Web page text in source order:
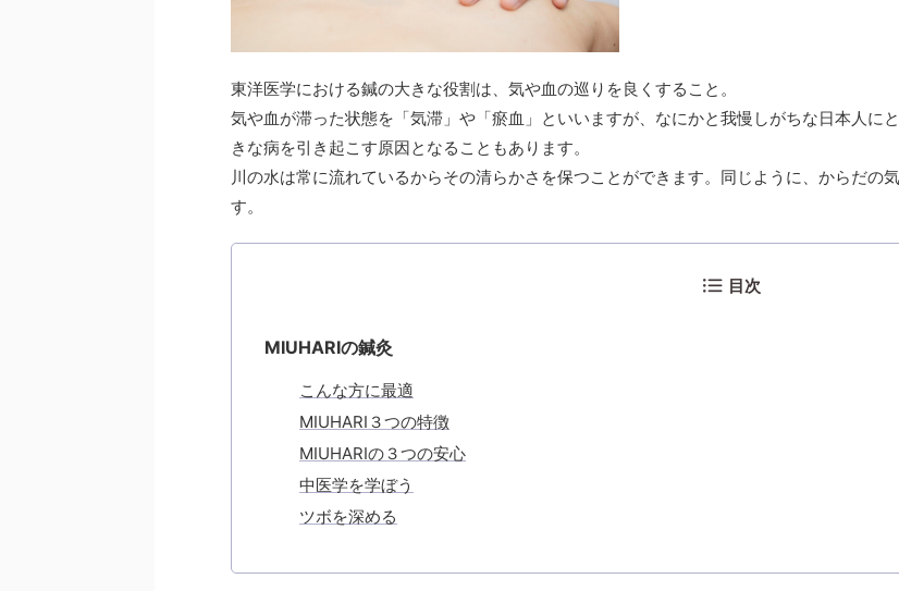
東洋医学における鍼の大きな役割は、気や血の巡りを良くすること。
気や血が滞った状態を「気滞」や「瘀血」といいますが、なにかと我慢しがちな日本人に
きな病を引き起こす原因となることもあります。
川の水は常に流れているからその清らかさを保つことができます。同じように、からだの
す。
目次
MIUHARIの鍼灸
こんな方に最適
MIUHARI３つの特徴
MIUHARIの３つの安心
中医学を学ぼう
ツボを深める